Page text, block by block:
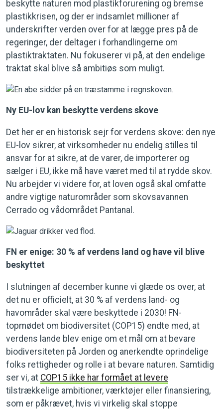
beskytte naturen mod plastikforurening og bremse
plastikkrisen, og der er indsamlet millioner af
underskrifter verden over for at lægge pres på de
regeringer, der deltager i forhandlingerne om
plastiktraktaten. Nu fokuserer vi på, at den endelige
traktat skal blive så ambitiøs som muligt.
Ny EU-lov kan beskytte verdens skove
Det her er en historisk sejr for verdens skove: den nye
EU-lov sikrer, at virksomheder nu endelig stilles til
ansvar for at sikre, at de varer, de importerer og
sælger i EU, ikke må have været med til at rydde skov.
Nu arbejder vi videre for, at loven også skal omfatte
andre vigtige naturområder som skovsavannen
Cerrado og vådområdet Pantanal.
FN er enige: 30 % af verdens land og have vil blive
beskyttet
I slutningen af ​​december kunne vi glæde os over, at
det nu er officielt, at 30 % af verdens land- og
havområder skal være beskyttede i 2030! FN-
topmødet om biodiversitet (COP15) endte med, at
verdens lande blev enige om et mål om at bevare
biodiversiteten på Jorden og anerkendte oprindelige
folks rettigheder og rolle i at bevare naturen. Samtidig
ser vi, at COP15 ikke har formået at levere
tilstrækkelige ambitioner, værktøjer eller finansiering,
som er påkrævet, hvis vi virkelig skal stoppe